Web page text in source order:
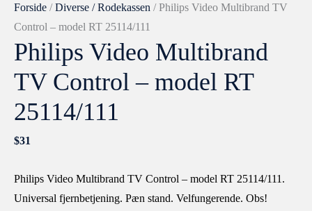
Forside /Diverse / Rodekassen / Philips Video Multibrand TV
Control – model RT 25114/111
Philips Video Multibrand
TV Control – model RT
25114/111
$31
Philips Video Multibrand TV Control – model RT 25114/111.
Universal fjernbetjening. Pæn stand. Velfungerende. Obs!